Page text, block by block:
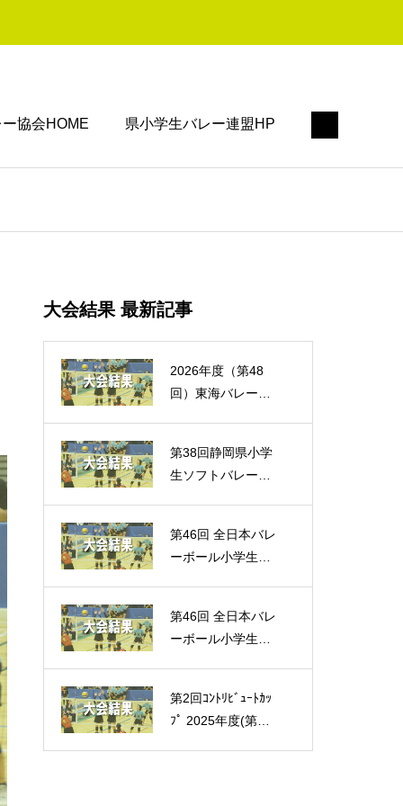
協会HOME 県小学生バレー連盟HP
大会結果 最新記事
2026年度（第48
回）東海バレーボ
（大会結果）
第38回静岡県小学
生ソフトバレーボ
した（大会結果）
第46回 全日本バレ
ーボール小学生大
（大会結果）
第46回 全日本バレ
ーボール小学生大
会結果）
第2回ｺﾝﾄﾘﾋﾞｭｰﾄｶｯ
ﾌﾟ 2025年度(第27